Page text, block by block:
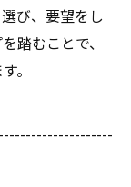
び、要望をし
踏むことで、
。